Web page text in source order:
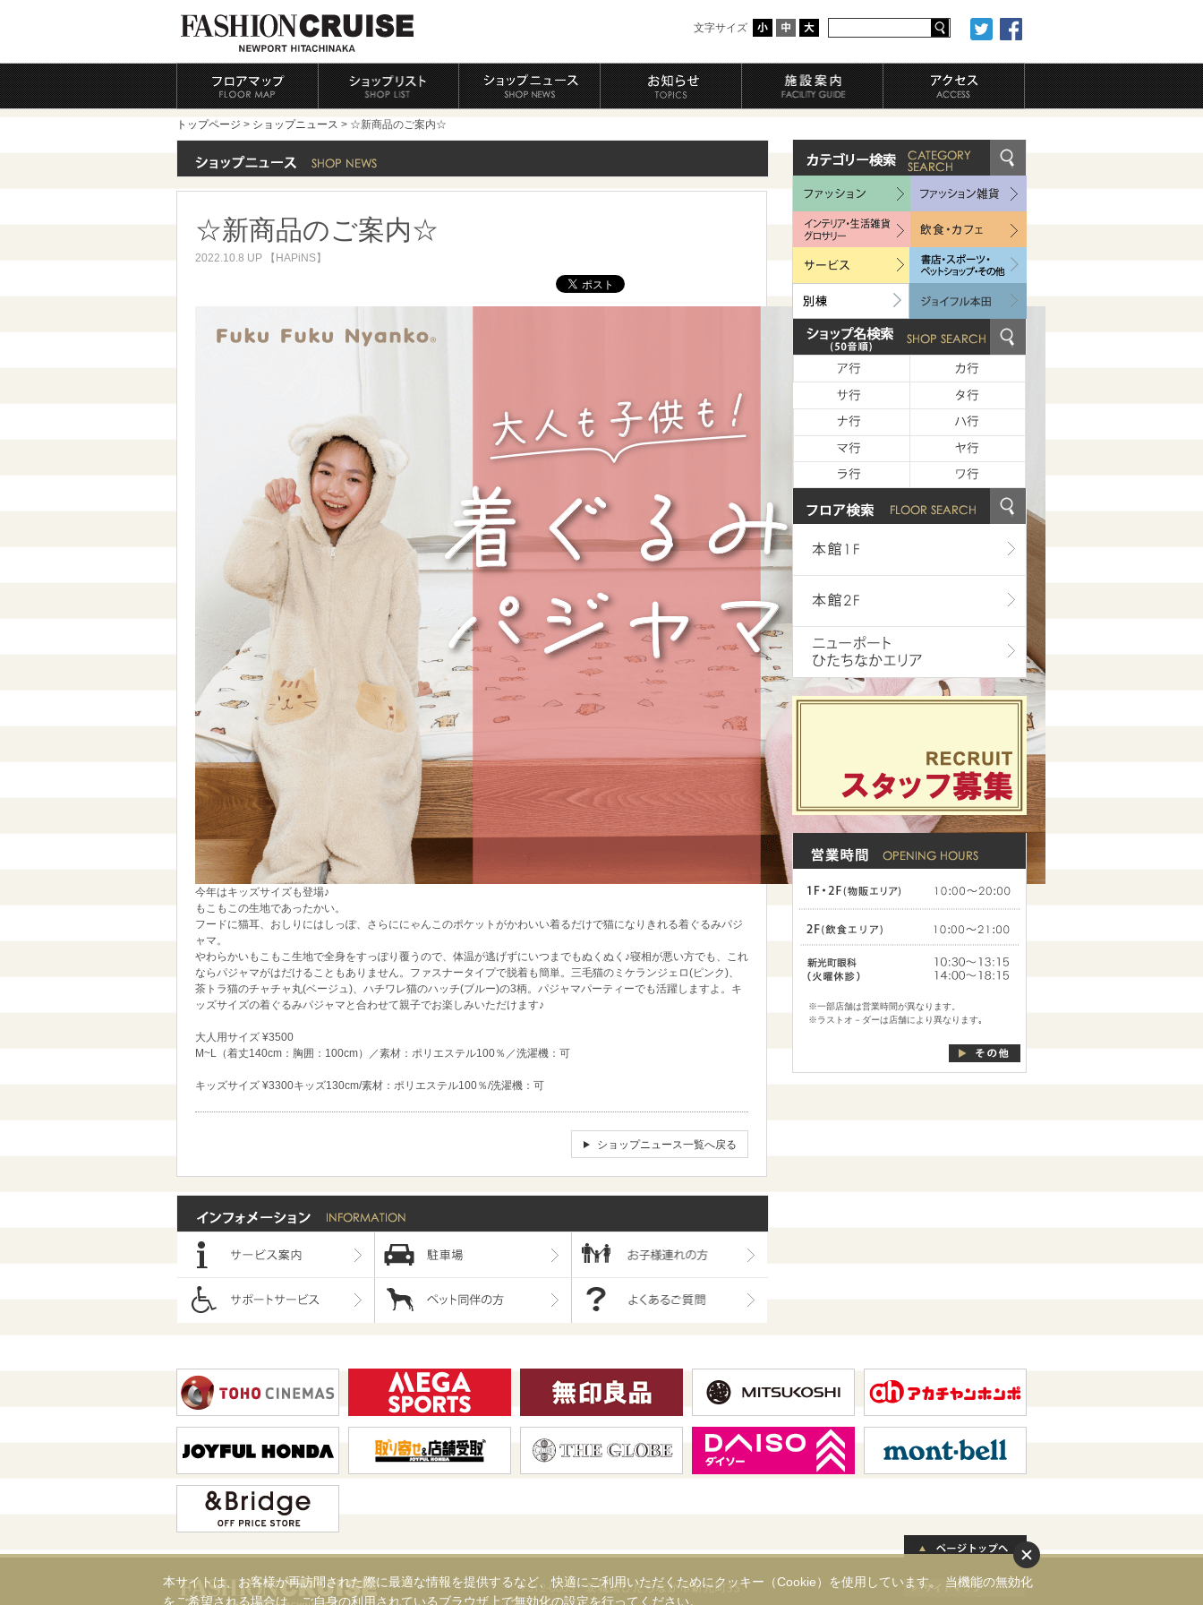
文字サイズ
トップページ > ショップニュース > ☆新商品のご案内☆
☆新商品のご案内☆
2022.10.8 UP 【HAPiNS】
今年はキッズサイズも登場♪
もこもこの生地であったかい。
フードに猫耳、おしりにはしっぽ、さらににゃんこのポケットがかわいい着るだけで猫になりきれる着ぐるみパジ
ャマ。
やわらかいもこもこ生地で全身をすっぽり覆うので、体温が逃げずにいつまでもぬくぬく♪寝相が悪い方でも、これ
ならパジャマがはだけることもありません。ファスナータイプで脱着も簡単。三毛猫のミケランジェロ(ピンク)、
茶トラ猫のチャチャ丸(ベージュ)、ハチワレ猫のハッチ(ブルー)の3柄。パジャマパーティーでも活躍しますよ。キ
ッズサイズの着ぐるみパジャマと合わせて親子でお楽しみいただけます♪
大人用サイズ ¥3500
M~L（着丈140cm：胸囲：100cm）／素材：ポリエステル100％／洗濯機：可
キッズサイズ ¥3300キッズ130cm/素材：ポリエステル100％/洗濯機：可
ショップニュース一覧へ戻る
※一部店舗は営業時間が異なります。
※ラストオ－ダーは店舗により異なります｡
本サイトは、お客様が再訪問された際に最適な情報を提供するなど、快適にご利用いただくためにクッキー（Cookie）を使用しています。 当機能の無効化
をご希望される場合は、ご自身の利用されているブラウザ上で無効化の設定を行ってください。